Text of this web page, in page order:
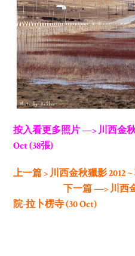
按入看更多照片 —> 川西金
Oct (38張)
上一篇 > 川西金秋獵影 2012
下一篇 —> 川西
院-拉卜楞寺 (30 Oct)